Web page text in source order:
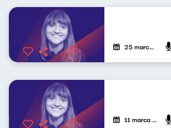
25 marca 2023
11 marca 2023